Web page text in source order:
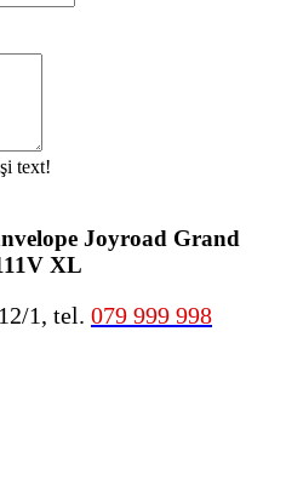
text!
Joyroad Grand
XL
1, tel. 079 999 998